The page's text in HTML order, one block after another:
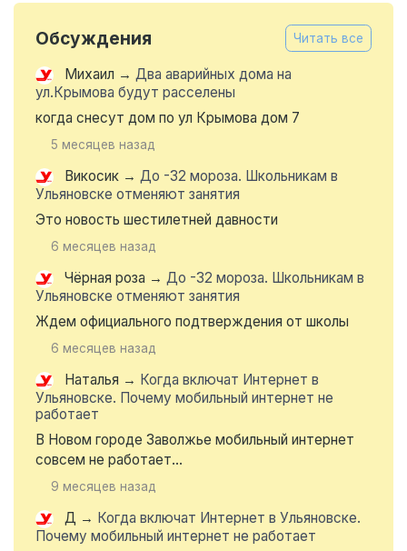
Обсуждения Читать все
Михаил → Два аварийных дома на
ул.Крымова будут расселены
когда снесут дом по ул Крымова дом 7
5 месяцев назад
Викосик → До -32 мороза. Школьникам в
Ульяновске отменяют занятия
Это новость шестилетней давности
6 месяцев назад
Чёрная роза → До -32 мороза. Школьникам в
Ульяновске отменяют занятия
Ждем официального подтверждения от школы
6 месяцев назад
Наталья → Когда включат Интернет в
Ульяновске. Почему мобильный интернет не
работает
В Новом городе Заволжье мобильный интернет
совсем не работает...
9 месяцев назад
Д → Когда включат Интернет в Ульяновске.
Почему мобильный интернет не работает